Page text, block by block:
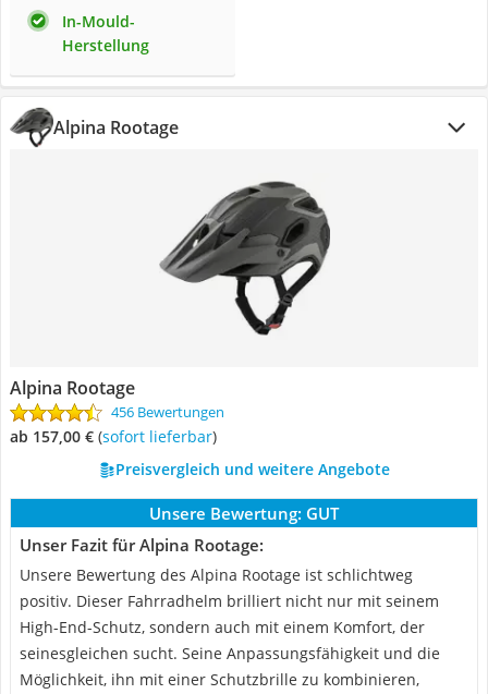
In-Mould-
Herstellung
Alpina Rootage
Alpina Rootage
456 Bewertungen
ab 157,00 € ( Sofort lieferbar)
Preisvergleich und weitere Angebote
Unsere Bewertung: GUT
Unser Fazit für Alpina Rootage:
Unsere Bewertung des Alpina Rootage ist schlichtweg
positiv. Dieser Fahrradhelm brilliert nicht nur mit seinem
High-End-Schutz, sondern auch mit einem Komfort, der
seinesgleichen sucht. Seine Anpassungsfähigkeit und die
Möglichkeit, ihn mit einer Schutzbrille zu kombinieren,